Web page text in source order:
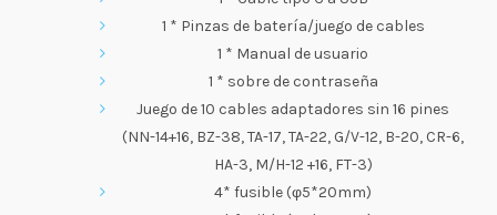
1 * Pinzas de batería/juego de cables
1 * Manual de usuario
1 * sobre de contraseña
Juego de 10 cables adaptadores sin 16 pines
(NN-14+16, BZ-38, TA-17, TA-22, G/V-12, B-20, CR-6,
HA-3, M/H-12 +16, FT-3)
4* fusible (φ5*20mm)